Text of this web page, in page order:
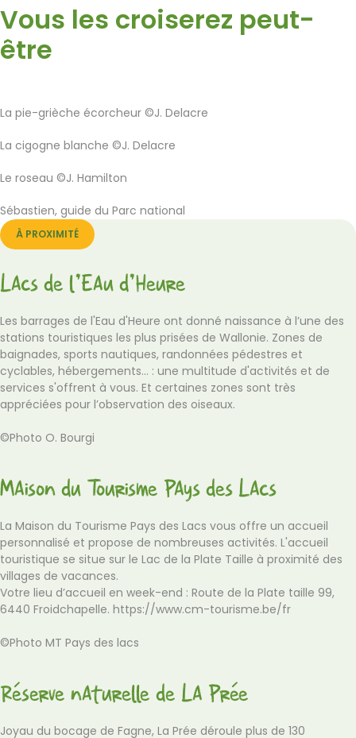
Vous les croiserez peut-
être
La pie-grièche écorcheur ©J. Delacre
La cigogne blanche ©J. Delacre
Le roseau ©J. Hamilton
Sébastien, guide du Parc national
À PROXIMITÉ
Lacs de l’Eau d’Heure
Les barrages de l'Eau d'Heure ont donné naissance à l’une des
stations touristiques les plus prisées de Wallonie. Zones de
baignades, sports nautiques, randonnées pédestres et
cyclables, hébergements... : une multitude d'activités et de
services s'offrent à vous. Et certaines zones sont très
appréciées pour l’observation des oiseaux.
©Photo O. Bourgi
Maison du Tourisme Pays des Lacs
La Maison du Tourisme Pays des Lacs vous offre un accueil
personnalisé et propose de nombreuses activités. L'accueil
touristique se situe sur le Lac de la Plate Taille à proximité des
villages de vacances.
Votre lieu d’accueil en week-end : Route de la Plate taille 99,
6440 Froidchapelle. https://www.cm-tourisme.be/fr
©Photo MT Pays des lacs
Réserve naturelle de La Prée
Joyau du bocage de Fagne, La Prée déroule plus de 130